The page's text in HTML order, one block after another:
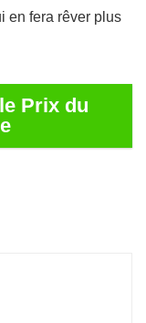
en fera rêver plus
Prix du